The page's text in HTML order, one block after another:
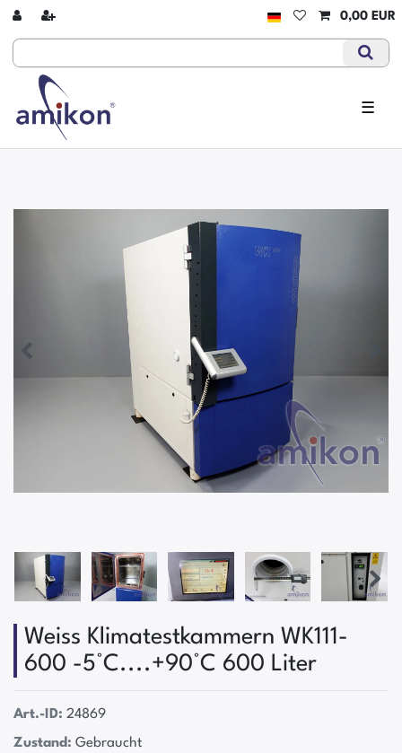
0,00 EUR
☰
Weiss Klimatestkammern WK111-
600 -5°C....+90°C 600 Liter
Art.-ID: 24869
Zustand: Gebraucht